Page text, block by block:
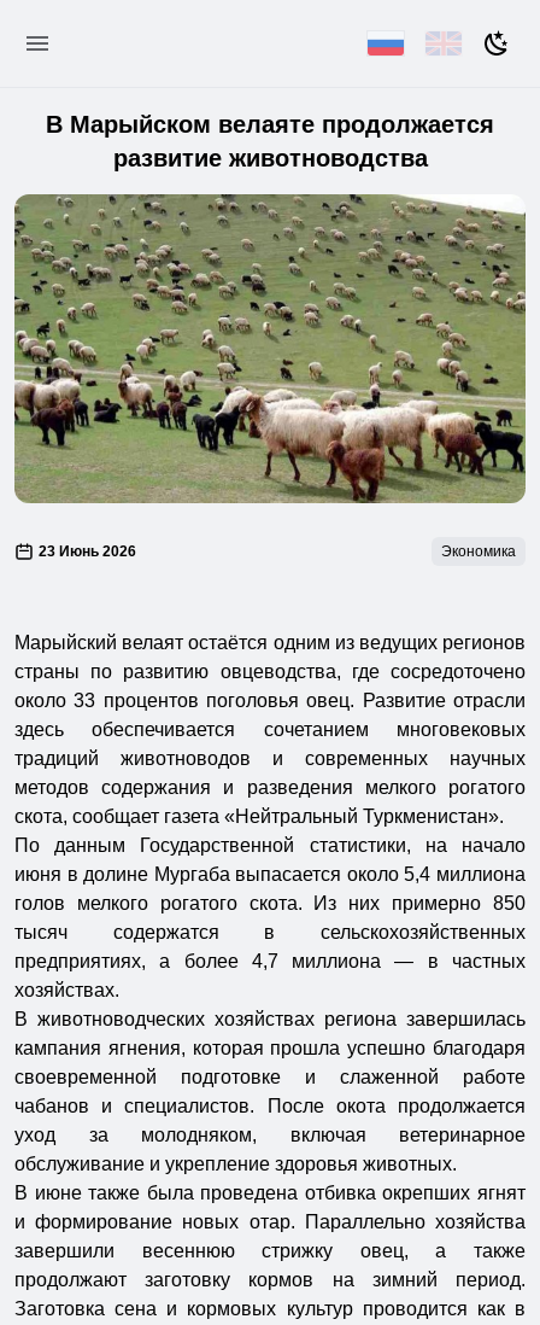
В Марыйском велаяте продолжается
развитие животноводства
23 Июнь 2026 Экономика
Марыйский велаят остаётся одним из ведущих регионов
страны по развитию овцеводства, где сосредоточено
около 33 процентов поголовья овец. Развитие отрасли
здесь обеспечивается сочетанием многовековых
традиций животноводов и современных научных
методов содержания и разведения мелкого рогатого
скота, сообщает газета «Нейтральный Туркменистан».
По данным Государственной статистики, на начало
июня в долине Мургаба выпасается около 5,4 миллиона
голов мелкого рогатого скота. Из них примерно 850
тысяч содержатся в сельскохозяйственных
предприятиях, а более 4,7 миллиона — в частных
хозяйствах.
В животноводческих хозяйствах региона завершилась
кампания ягнения, которая прошла успешно благодаря
своевременной подготовке и слаженной работе
чабанов и специалистов. После окота продолжается
уход за молодняком, включая ветеринарное
обслуживание и укрепление здоровья животных.
В июне также была проведена отбивка окрепших ягнят
и формирование новых отар. Параллельно хозяйства
завершили весеннюю стрижку овец, а также
продолжают заготовку кормов на зимний период.
Заготовка сена и кормовых культур проводится как в